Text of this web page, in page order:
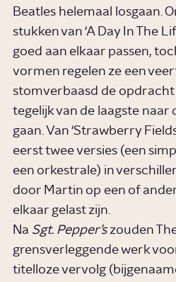
Beatles helemaal losgaan.
stukken van ‘A Day In The
goed aan elkaar passen,
vormen regelen ze een
stomverbaasd de opdracht
tegelijk van de laagste naar
gaan. Van ‘Strawberry
eerst twee versies (een
een orkestrale) in
door Martin op een of
elkaar gelast zijn.
Na Sgt. Pepper’szouden
grensverleggende werk
titelloze vervolg